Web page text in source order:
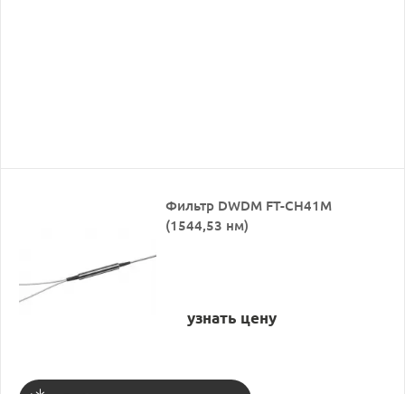
Фильтр DWDM FT-CH41M
(1544,53 нм)
узнать цену